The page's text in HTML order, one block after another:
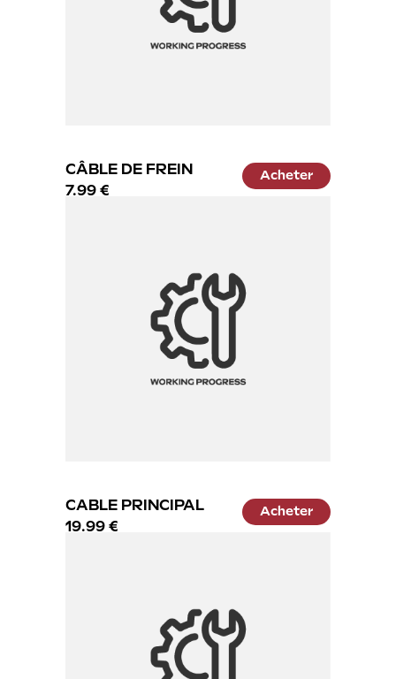
CÂBLE DE FREIN
7.99 €
Acheter
CABLE PRINCIPAL
19.99 €
Acheter